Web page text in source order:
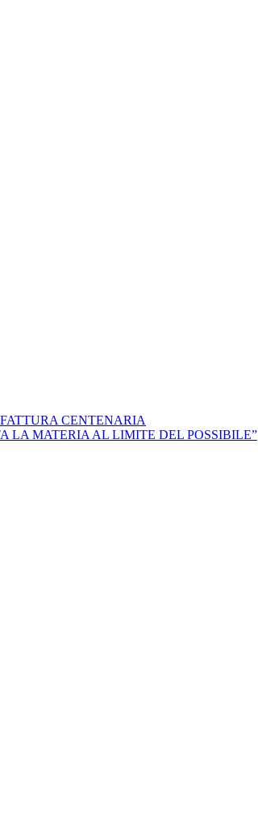
CENTENARIA
LA MATERIA AL LIMITE DEL POSSIBILE”